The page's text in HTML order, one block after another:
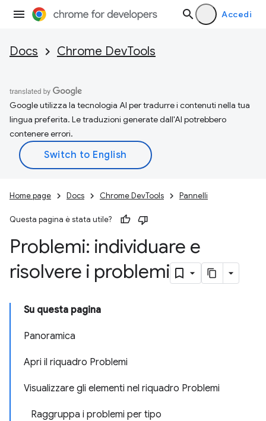
Accedi
Docs Chrome DevTools
Google utilizza la tecnologia AI per tradurre i contenuti nella tua
lingua preferita. Le traduzioni generate dall'AI potrebbero
contenere errori.
Home page Docs Chrome DevTools Pannelli
Questa pagina è stata utile?
Problemi: individuare e
risolvere i problemi
Su questa pagina
Panoramica
Apri il riquadro Problemi
Visualizzare gli elementi nel riquadro Problemi
Raggruppa i problemi per tipo